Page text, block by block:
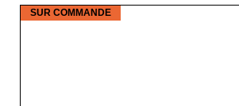
SUR COMMANDE